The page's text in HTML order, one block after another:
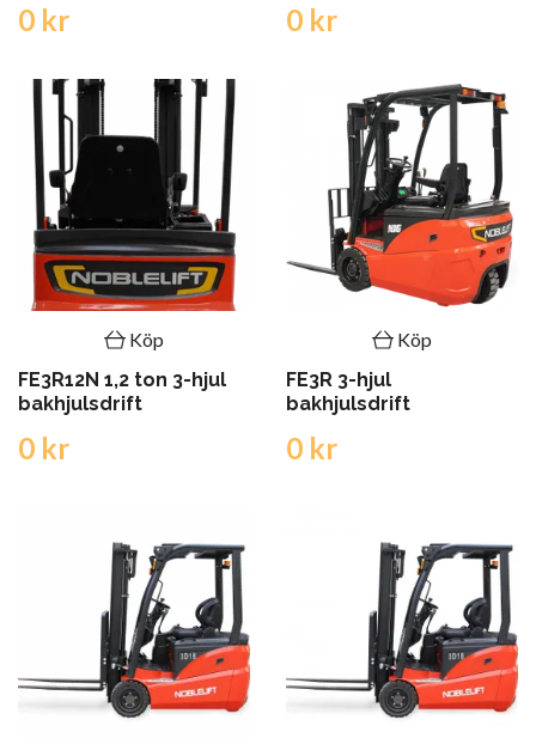
0 kr 0 kr
Köp
FE3R12N 1,2 ton 3-hjul
bakhjulsdrift
0 kr
Köp
FE3R 3-hjul
bakhjulsdrift
0 kr